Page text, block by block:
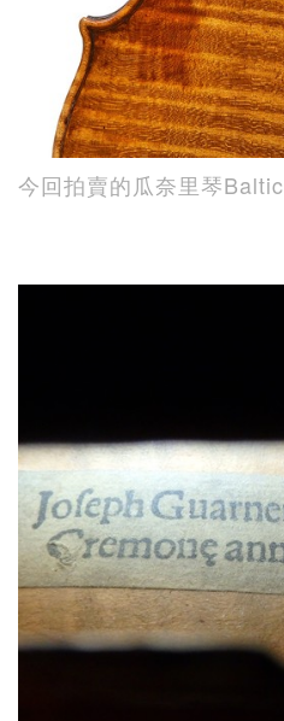
今回拍賣的瓜奈里琴Baltic